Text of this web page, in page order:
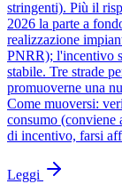
stringenti). Più il
2026 la parte a
realizzazione
PNRR); l'incentivo
stabile. Tre strade
promuoverne una
Come muoversi:
consumo (conviene
di incentivo, farsi
Leggi